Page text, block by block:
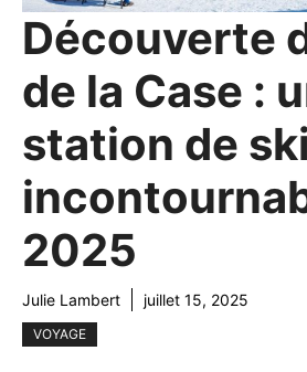
Découverte
de la Case :
station de ski
2025
Julie Lambert juillet 15, 2025
VOYAGE